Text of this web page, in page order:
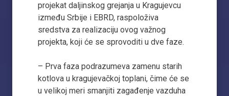
projekat daljinskog grejanja u Kragujevcu
između Srbije i EBRD, raspoloživa
sredstva za realizaciju ovog važnog
projekta, koji će se sprovoditi u dve faze.
– Prva faza podrazumeva zamenu starih
kotlova u kragujevačkoj toplani, čime će se
u velikoj meri smanjiti zagađenje vazduha